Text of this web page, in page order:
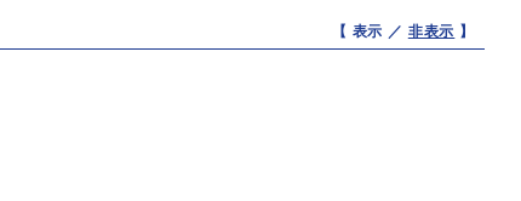
【 表示 ／ 非表示 】